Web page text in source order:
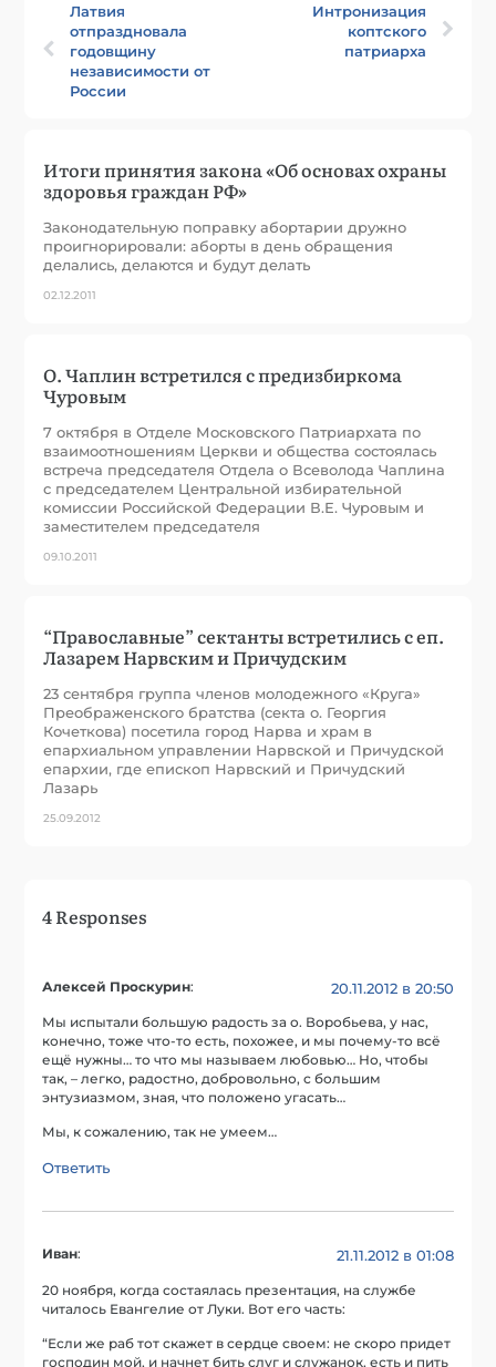
Латвия
отпраздновала
годовщину
независимости от
России
Интронизация
коптского
патриарха
Итоги принятия закона «Об основах охраны
здоровья граждан РФ»
Законодательную поправку абортарии дружно
проигнорировали: аборты в день обращения
делались, делаются и будут делать
02.12.2011
О. Чаплин встретился с предизбиркома
Чуровым
7 октября в Отделе Московского Патриархата по
взаимоотношениям Церкви и общества состоялась
встреча председателя Отдела о Всеволода Чаплина
с председателем Центральной избирательной
комиссии Российской Федерации В.Е. Чуровым и
заместителем председателя
09.10.2011
“Православные” сектанты встретились с еп.
Лазарем Нарвским и Причудским
23 сентября группа членов молодежного «Круга»
Преображенского братства (секта о. Георгия
Кочеткова) посетила город Нарва и храм в
епархиальном управлении Нарвской и Причудской
епархии, где епископ Нарвский и Причудский
Лазарь
25.09.2012
4 Responses
Алексей Проскурин: 20.11.2012 в 20:50
Мы испытали большую радость за о. Воробьева, у нас,
конечно, тоже что-то есть, похожее, и мы почему-то всё
ещё нужны… то что мы называем любовью… Но, чтобы
так, – легко, радостно, добровольно, с большим
энтузиазмом, зная, что положено угасать…
Мы, к сожалению, так не умеем…
Ответить
Иван: 21.11.2012 в 01:08
20 ноября, когда состаялась презентация, на службе
читалось Евангелие от Луки. Вот его часть:
“Если же раб тот скажет в сердце своем: не скоро придет
господин мой, и начнет бить слуг и служанок, есть и пить